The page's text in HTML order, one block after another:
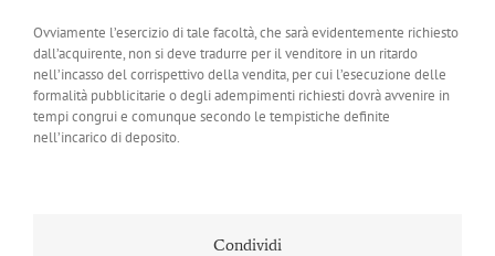
Ovviamente l’esercizio di tale facoltà, che sarà evidentemente richiesto
dall’acquirente, non si deve tradurre per il venditore in un ritardo
nell’incasso del corrispettivo della vendita, per cui l’esecuzione delle
formalità pubblicitarie o degli adempimenti richiesti dovrà avvenire in
tempi congrui e comunque secondo le tempistiche definite
nell’incarico di deposito.
Condividi